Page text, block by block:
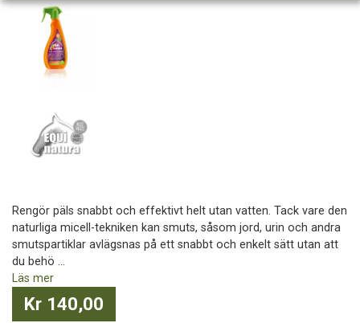
Rengör päls snabbt och effektivt helt utan vatten. Tack vare den
naturliga micell-tekniken kan smuts, såsom jord, urin och andra
smutspartiklar avlägsnas på ett snabbt och enkelt sätt utan att
du behö ...
Läs mer
Kr 140,00